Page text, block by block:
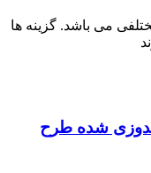
می باشد. گزینه ها
گلدوزی شده طرح